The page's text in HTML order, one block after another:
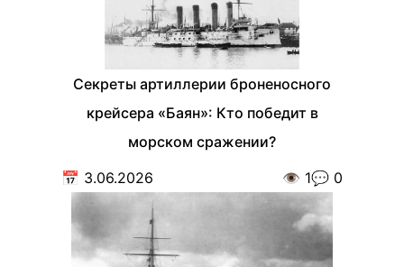
Секреты артиллерии броненосного
крейсера «Баян»: Кто победит в
морском сражении?
📅 3.06.2026 👁️ 1💬 0